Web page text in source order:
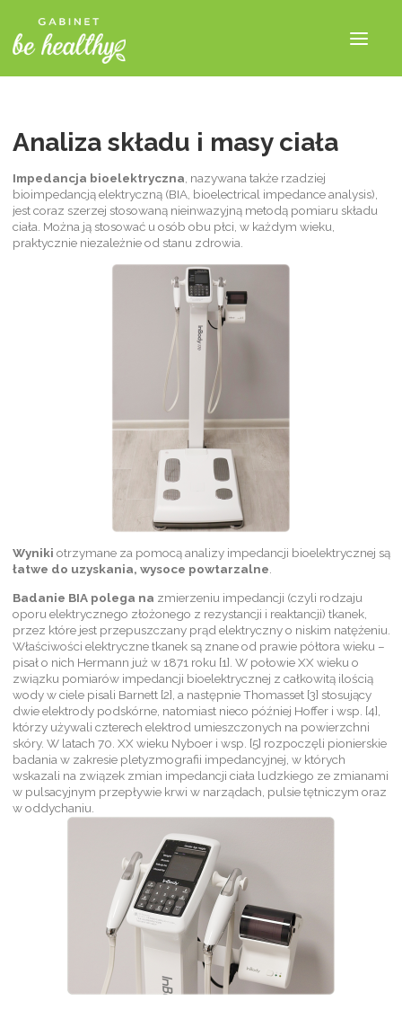
Analiza składu i masy ciała
Impedancja bioelektryczna , nazywana także rzadziej
bioimpedancją elektryczną (BIA, bioelectrical impedance analysis),
jest coraz szerzej stosowaną nieinwazyjną metodą pomiaru składu
ciała. Można ją stosować u osób obu płci, w każdym wieku,
praktycznie niezależnie od stanu zdrowia.
Wyniki otrzymane za pomocą analizy impedancji bioelektrycznej są
łatwe do uzyskania, wysoce powtarzalne
Badanie BIA polega na zmierzeniu impedancji (czyli rodzaju
oporu elektrycznego złożonego z rezystancji i reaktancji) tkanek,
przez które jest przepuszczany prąd elektryczny o niskim natężeniu.
Właściwości elektryczne tkanek są znane od prawie półtora wieku –
pisał o nich Hermann już w 1871 roku [1]. W połowie XX wieku o
związku pomiarów impedancji bioelektrycznej z całkowitą ilością
wody w ciele pisali Barnett [2], a następnie Thomasset [3] stosujący
dwie elektrody podskórne, natomiast nieco później Hoffer i wsp. [4],
którzy używali czterech elektrod umieszczonych na powierzchni
skóry. W latach 70. XX wieku Nyboer i wsp. [5] rozpoczęli pionierskie
badania w zakresie pletyzmografii impedancyjnej, w których
wskazali na związek zmian impedancji ciała ludzkiego ze zmianami
w pulsacyjnym przepływie krwi w narządach, pulsie tętniczym oraz
w oddychaniu.